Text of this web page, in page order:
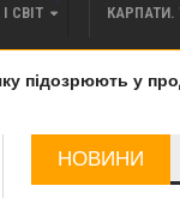
СВІТ
у
НОВИНИ